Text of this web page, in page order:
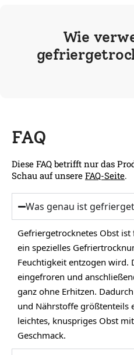
Wie
FAQ
Diese FAQ betrifft nur das
Schau auf unsere FAQ-Seite.
Was genau ist
Gefriergetrocknetes Obst
ein spezielles
Feuchtigkeit entzogen wird.
eingefroren und
ganz ohne Erhitzen.
und Nährstoffe größtenteils
leichtes, knuspriges Obst
Geschmack.